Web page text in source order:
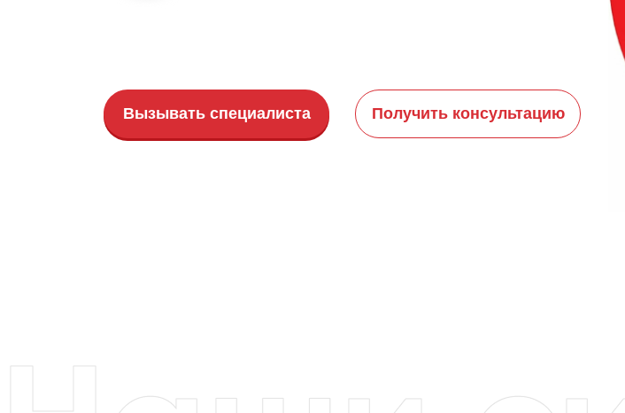
Вызывать специалиста Получить консультацию